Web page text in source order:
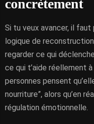
concrètement
Si tu veux avancer, il faut
logique de
regarder ce qui
ce qui t’aide réellement
personnes pensent
nourriture”, alors qu’en
régulation émotionnelle.